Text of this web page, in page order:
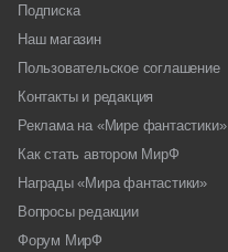
Подписка
Наш магазин
Пользовательское соглашение
Контакты и редакция
Реклама на «Мире фантастики»
Как стать автором МирФ
Награды «Мира фантастики»
Вопросы редакции
Форум МирФ